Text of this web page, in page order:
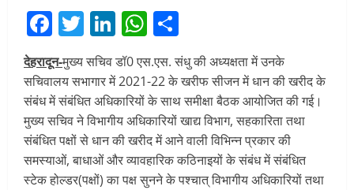
Facebook
Twitter
LinkedIn
WhatsApp
देहरादून-मुख्य सचिव डॉ0 एस.एस. संधु की अध्यक्षता में उनके
सचिवालय सभागार में 2021-22 के खरीफ सीजन में धान की खरीद के
संबंध में संबंधित अधिकारियों के साथ समीक्षा बैठक आयोजित की गई।
मुख्य सचिव ने विभागीय अधिकारियों खाद्य विभाग, सहकारिता तथा
संबंधित पक्षों से धान की खरीद में आने वाली विभिन्न प्रकार की
समस्याओं, बाधाओं और व्यावहारिक कठिनाइयों के संबंध में संबंधित
स्टेक होल्डर(पक्षों) का पक्ष सुनने के पश्चात् विभागीय अधिकारियों तथा